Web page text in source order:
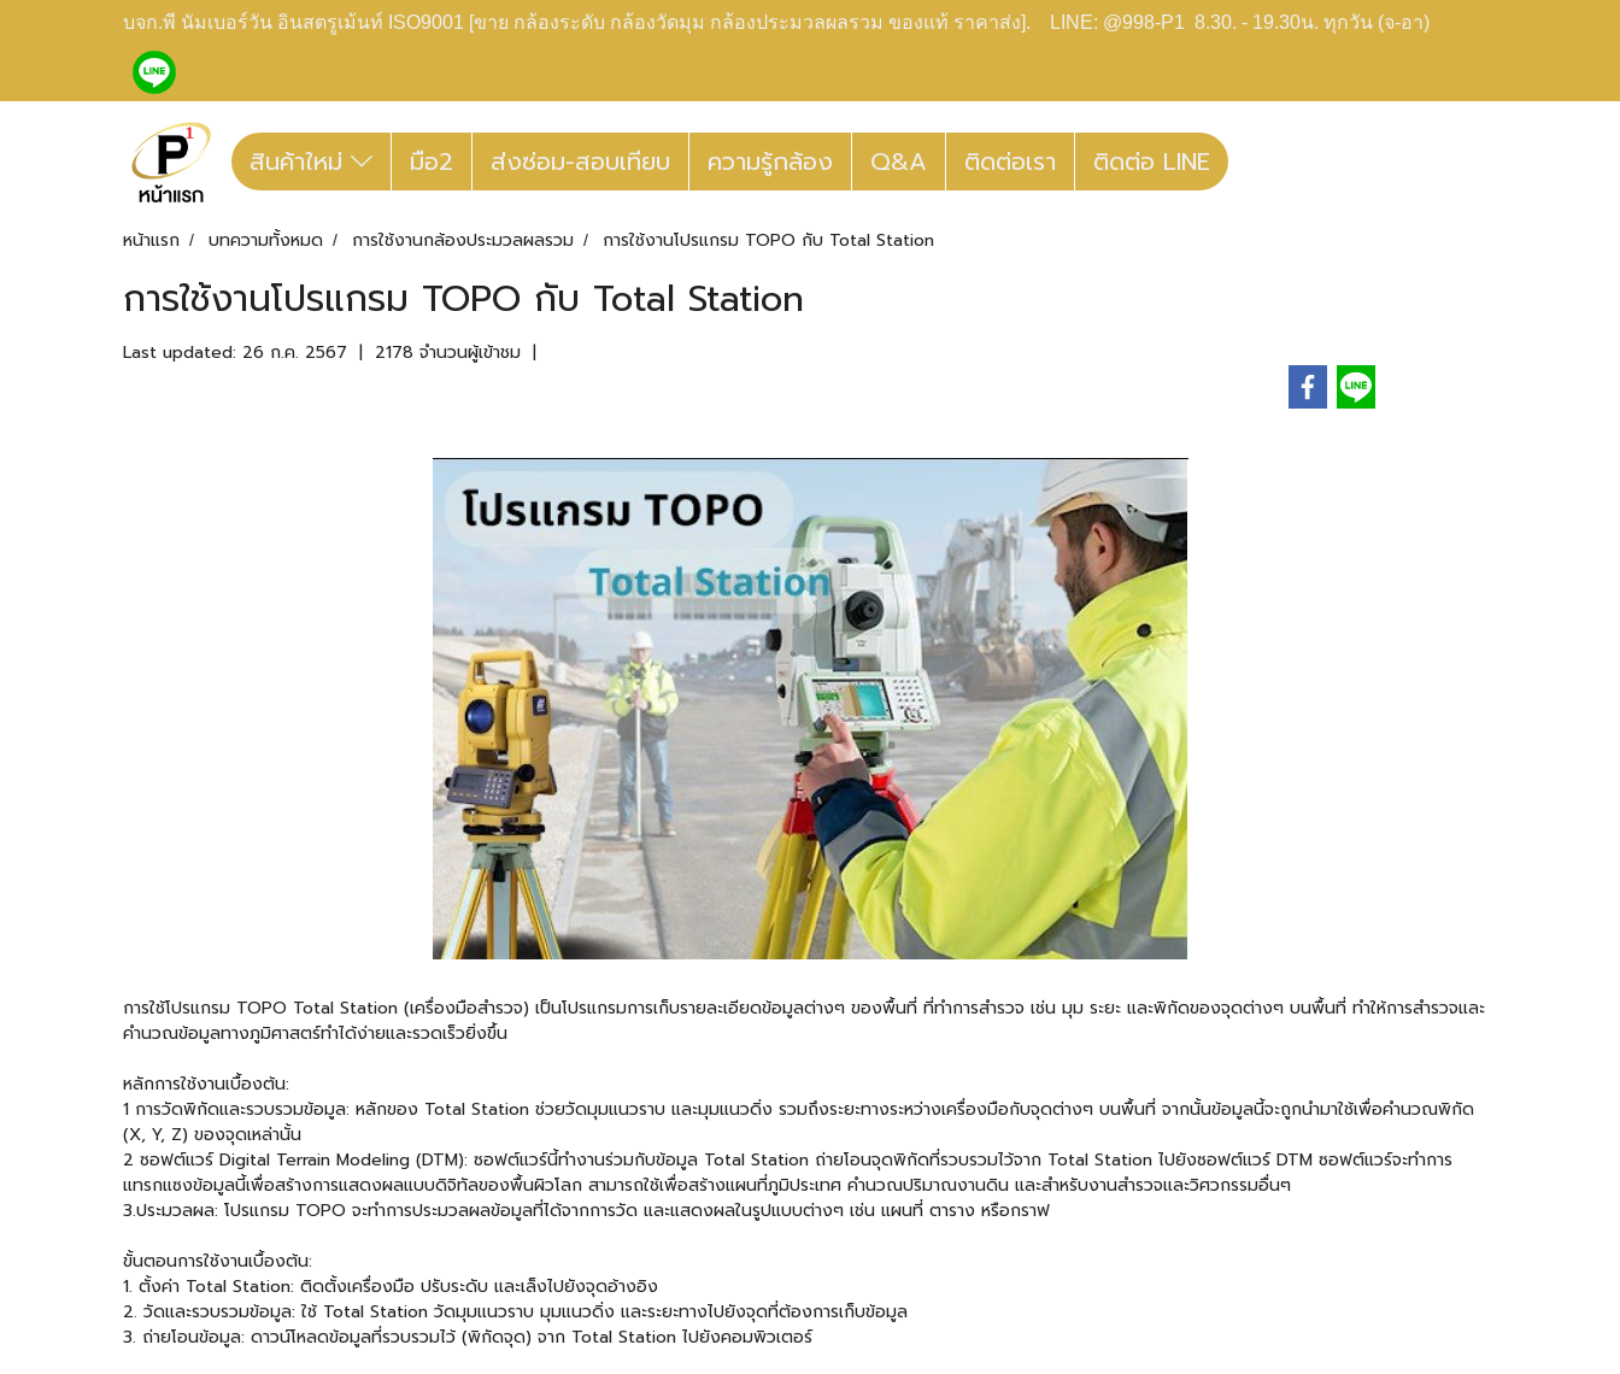
บจก.พี นัมเบอร์วัน อินสตรูเม้นท์ ISO9001 [ขาย กล้องระดับ กล้องวัดมุม กล้องประมวลผลรวม ของแท้ ราคาส่ง]. LINE: @998-P1 8.30. - 19.30น. ทุกวัน (จ-อา)
สินค้าใหม่ มือ2 ส่งซ่อม-สอบเทียบ ความรู้กล้อง Q&A ติดต่อเรา ติดต่อ LINE
หน้าแรก บทความทั้งหมด การใช้งานกล้องประมวลผลรวม การใช้งานโปรแกรม TOPO กับ Total Station
การใช้งานโปรแกรม TOPO กับ Total Station
Last updated: 26 ก.ค. 2567 | 2178 จำนวนผู้เข้าชม |
การใช้โปรแกรม TOPO Total Station (เครื่องมือสำรวจ) เป็นโปรแกรมการเก็บรายละเอียดข้อมูลต่างๆ ของพื้นที่ ที่ทำการสำรวจ เช่น มุม ระยะ และพิกัดของจุดต่างๆ บนพื้นที่ ทำให้การสำรวจและ
คำนวณข้อมูลทางภูมิศาสตร์ทำได้ง่ายและรวดเร็วยิ่งขึ้น
หลักการใช้งานเบื้องต้น:
1 การวัดพิกัดและรวบรวมข้อมูล: หลักของ Total Station ช่วยวัดมุมแนวราบ และมุมแนวดิ่ง รวมถึงระยะทางระหว่างเครื่องมือกับจุดต่างๆ บนพื้นที่ จากนั้นข้อมูลนี้จะถูกนำมาใช้เพื่อคำนวณพิกัด
(X, Y, Z) ของจุดเหล่านั้น
2 ซอฟต์แวร์ Digital Terrain Modeling (DTM): ซอฟต์แวร์นี้ทำงานร่วมกับข้อมูล Total Station ถ่ายโอนจุดพิกัดที่รวบรวมไว้จาก Total Station ไปยังซอฟต์แวร์ DTM ซอฟต์แวร์จะทำการ
แทรกแซงข้อมูลนี้เพื่อสร้างการแสดงผลแบบดิจิทัลของพื้นผิวโลก สามารถใช้เพื่อสร้างแผนที่ภูมิประเทศ คำนวณปริมาณงานดิน และสำหรับงานสำรวจและวิศวกรรมอื่นๆ
3.ประมวลผล: โปรแกรม TOPO จะทำการประมวลผลข้อมูลที่ได้จากการวัด และแสดงผลในรูปแบบต่างๆ เช่น แผนที่ ตาราง หรือกราฟ
ขั้นตอนการใช้งานเบื้องต้น:
1. ตั้งค่า Total Station: ติดตั้งเครื่องมือ ปรับระดับ และเล็งไปยังจุดอ้างอิง
2. วัดและรวบรวมข้อมูล: ใช้ Total Station วัดมุมแนวราบ มุมแนวดิ่ง และระยะทางไปยังจุดที่ต้องการเก็บข้อมูล
3. ถ่ายโอนข้อมูล: ดาวน์โหลดข้อมูลที่รวบรวมไว้ (พิกัดจุด) จาก Total Station ไปยังคอมพิวเตอร์